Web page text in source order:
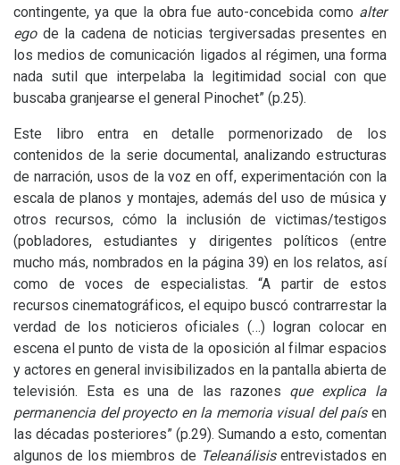
contingente, ya que la obra fue auto-concebida como alter
egode la cadena de noticias tergiversadas presentes en
los medios de comunicación ligados al régimen, una forma
nada sutil que interpelaba la legitimidad social con que
buscaba granjearse el general Pinochet” (p.25).
Este libro entra en detalle pormenorizado de los
contenidos de la serie documental, analizando estructuras
de narración, usos de la voz en off, experimentación con la
escala de planos y montajes, además del uso de música y
otros recursos, cómo la inclusión de victimas/testigos
(pobladores, estudiantes y dirigentes políticos (entre
mucho más, nombrados en la página 39) en los relatos, así
como de voces de especialistas. “A partir de estos
recursos cinematográficos, el equipo buscó contrarrestar la
verdad de los noticieros oficiales (…) logran colocar en
escena el punto de vista de la oposición al filmar espacios
y actores en general invisibilizados en la pantalla abierta de
televisión. Esta es una de las razones que explica la
permanencia del proyecto en la memoria visual del paísen
las décadas posteriores” (p.29). Sumando a esto, comentan
algunos de los miembros de Teleanálisisentrevistados en